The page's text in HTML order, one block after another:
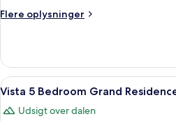
Flere oplysninger
Flere
Four
Bedroom
Grand
Indlæs
alle
billeder
En
7
Vista 5 Bedroom Grand
Udsigt over dalen